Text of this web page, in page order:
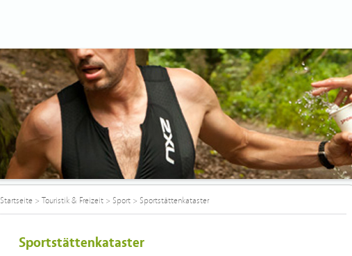
Startseite> Touristik & Freizeit> Sport> Sportstättenkataster
Sportstättenkataster